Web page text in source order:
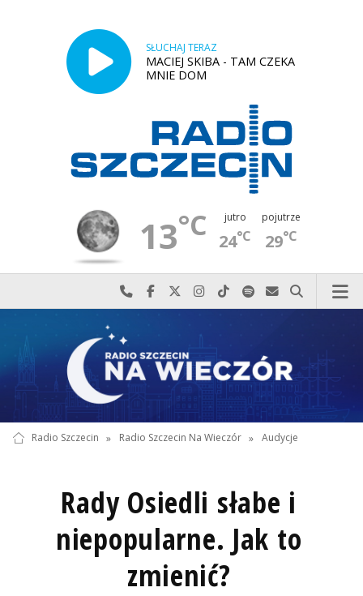
SŁUCHAJ TERAZ
MACIEJ SKIBA - TAM CZEKA
MNIE DOM
13°C jutro
24°C
pojutrze
29°C
Najlepiej po prostu do nas zadzwoń
Odwiedź nas na Facebook-u
Odwiedź nas na X
Odwiedź nas na Instagram-ie
Odwiedź nas na TikTok-u
Szukaj nas na Spotify
Wyślij do nas
Szukaj
Radio Szczecin » Radio Szczecin Na Wieczór » Audycje
Rady Osiedli słabe i
niepopularne. Jak to
zmienić?